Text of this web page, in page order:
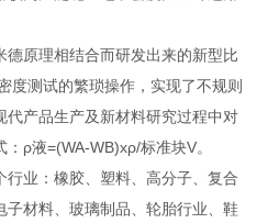
原理相结合而研发出来的新型比
度测试的繁琐操作，实现了不规则
代产品生产及新材料研究过程中对
ρ液=(WA-WB)xρ/标准块V。
业：橡胶、塑料、高分子、复合
子材料、玻璃制品、轮胎行业、鞋